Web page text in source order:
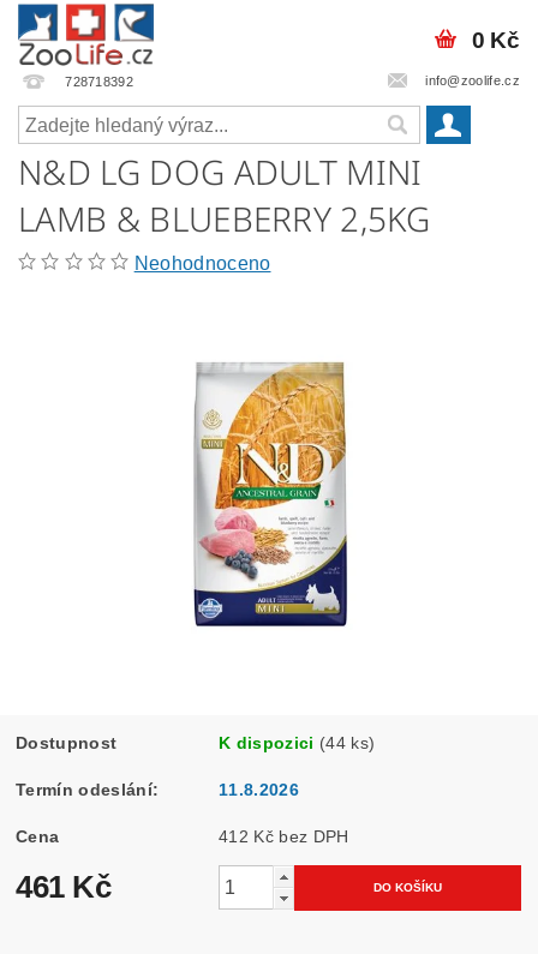
728718392 info@zoolife.cz
0 Kč
N&D LG DOG ADULT MINI
LAMB & BLUEBERRY 2,5KG
Neohodnoceno
Dostupnost K dispozici (44 ks)
Termín odeslání: 11.8.2026
Cena 412 Kč bez DPH
461 Kč